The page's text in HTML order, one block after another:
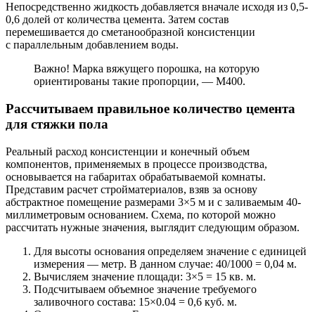
Непосредственно жидкость добавляется вначале исходя из 0,5-
0,6 долей от количества цемента. Затем состав
перемешивается до сметанообразной консистенции
с параллельным добавлением воды.
Важно! Марка вяжущего порошка, на которую
ориентированы такие пропорции, — М400.
Рассчитываем правильное количество цемента
для стяжки пола
Реальный расход консистенции и конечный объем
компонентов, применяемых в процессе производства,
основывается на габаритах обрабатываемой комнаты.
Представим расчет стройматериалов, взяв за основу
абстрактное помещение размерами 3×5 м и с заливаемым 40-
миллиметровым основанием. Схема, по которой можно
рассчитать нужные значения, выглядит следующим образом.
Для высоты основания определяем значение с единицей
измерения — метр. В данном случае: 40/1000 = 0,04 м.
Вычисляем значение площади: 3×5 = 15 кв. м.
Подсчитываем объемное значение требуемого
заливочного состава: 15×0.04 = 0,6 куб. м.